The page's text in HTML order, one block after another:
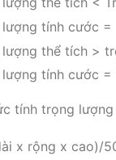
lượng tính cước
lượng thể tích >
lượng tính cước
tính trọng
x rộng x cao)/